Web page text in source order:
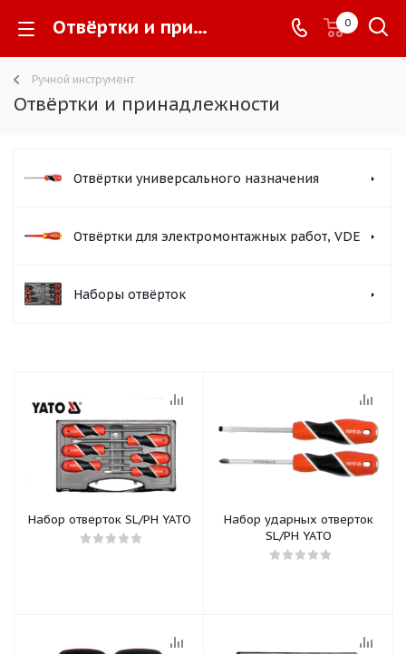
Отвёртки и принадлежности - 0
Ручной инструмент
Отвёртки и принадлежности
Отвёртки универсального назначения
Отвёртки для электромонтажных работ, VDE
Наборы отвёрток
Набор отверток SL/PH YATO
Набор ударных отверток
SL/PH YATO